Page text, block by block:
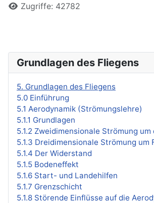
Zugriffe: 42782
Grundlagen des Fliegens
5. Grundlagen des Fliegens
5.0 Einführung
5.1 Aerodynamik (Strömungslehre)
5.1.1 Grundlagen
5.1.2 Zweidimensionale Strömung um
5.1.4 Der Widerstand
5.1.5 Bodeneffekt
5.1.6 Start- und Landehilfen
5.1.7 Grenzschicht
5.1.8 Störende Einflüsse auf die